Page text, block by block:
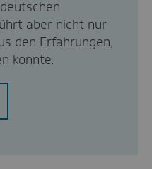
aber nicht nur
den Erfahrungen,
konnte.